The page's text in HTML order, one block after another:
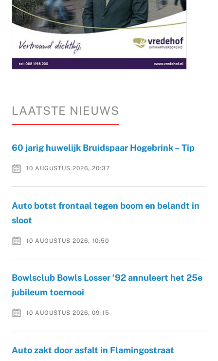
LAATSTE NIEUWS
60 jarig huwelijk Bruidspaar Hogebrink – Tip
10 AUGUSTUS 2026, 20:37
Auto botst frontaal tegen boom en belandt in
sloot
10 AUGUSTUS 2026, 10:50
Bowlsclub Bowls Losser ‘92 annuleert het 25e
jubileum toernooi
10 AUGUSTUS 2026, 09:15
Auto zakt door asfalt in Flamingostraat